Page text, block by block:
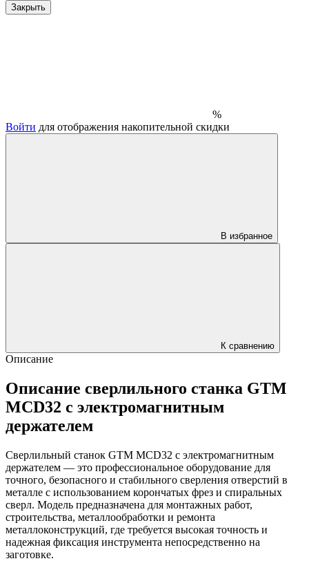
Закрыть
%
Войти для отображения накопительной скидки
В избранное
К сравнению
Описание
Описание сверлильного станка GTM
MCD32 с электромагнитным
держателем
Сверлильный станок GTM MCD32 с электромагнитным
держателем — это профессиональное оборудование для
точного, безопасного и стабильного сверления отверстий в
металле с использованием корончатых фрез и спиральных
сверл. Модель предназначена для монтажных работ,
строительства, металлообработки и ремонта
металлоконструкций, где требуется высокая точность и
надежная фиксация инструмента непосредственно на
заготовке.